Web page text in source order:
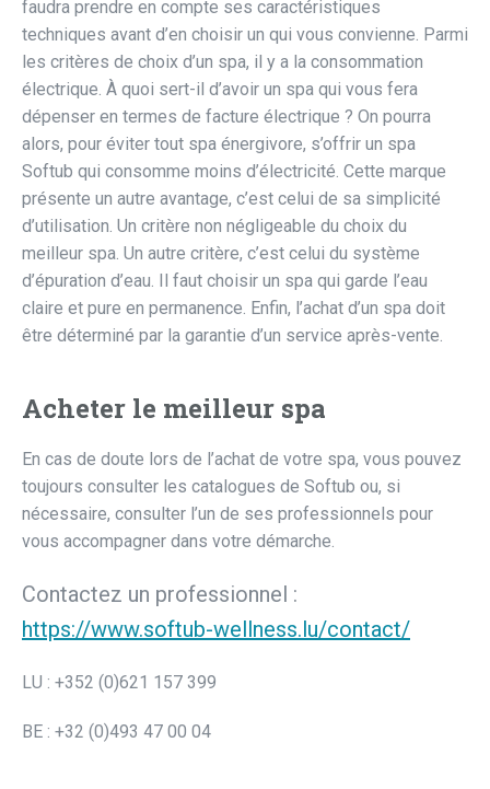
faudra prendre en compte ses caractéristiques
techniques avant d’en choisir un qui vous convienne. Parmi
les critères de choix d’un spa, il y a la consommation
électrique. À quoi sert-il d’avoir un spa qui vous fera
dépenser en termes de facture électrique ? On pourra
alors, pour éviter tout spa énergivore, s’offrir un spa
Softub qui consomme moins d’électricité. Cette marque
présente un autre avantage, c’est celui de sa simplicité
d’utilisation. Un critère non négligeable du choix du
meilleur spa. Un autre critère, c’est celui du système
d’épuration d’eau. Il faut choisir un spa qui garde l’eau
claire et pure en permanence. Enfin, l’achat d’un spa doit
être déterminé par la garantie d’un service après-vente.
Acheter le meilleur spa
En cas de doute lors de l’achat de votre spa, vous pouvez
toujours consulter les catalogues de Softub ou, si
nécessaire, consulter l’un de ses professionnels pour
vous accompagner dans votre démarche.
Contactez un professionnel :
https://www.softub-wellness.lu/contact/
LU : +352 (0)621 157 399
BE : +32 (0)493 47 00 04